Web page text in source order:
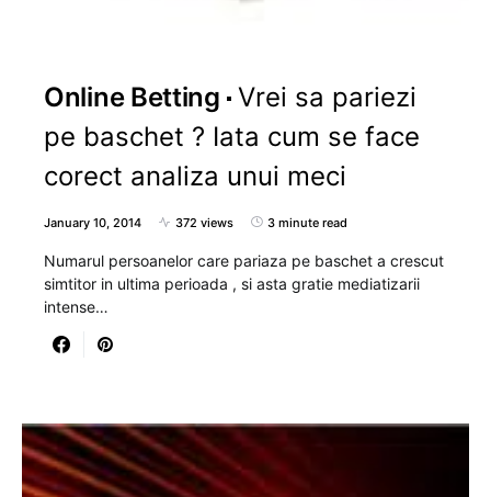
Online Betting Vrei sa pariezi
pe baschet ? Iata cum se face
corect analiza unui meci
January 10, 2014 372 views 3 minute read
Numarul persoanelor care pariaza pe baschet a crescut
simtitor in ultima perioada , si asta gratie mediatizarii
intense…